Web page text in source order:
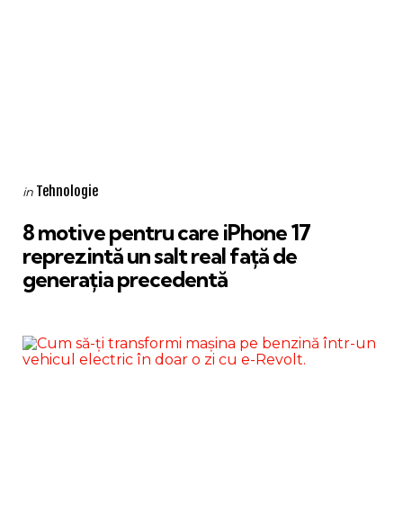
Categories
Posted
in Tehnologie
8 motive pentru care iPhone 17
reprezintă un salt real față de
generația precedentă